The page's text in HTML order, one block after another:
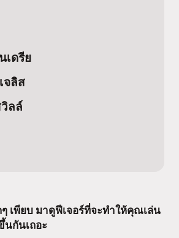
เดรีย
จลิส
ลล์
เพียบ มาดูฟีเจอร์ที่จะทำให้คุณเล่น
นกันเถอะ